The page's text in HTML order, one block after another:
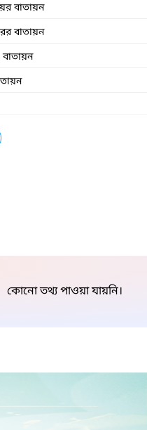
বাতায়ন
বাতায়ন
বাতায়ন
কোনো তথ্য পাওয়া যায়নি।